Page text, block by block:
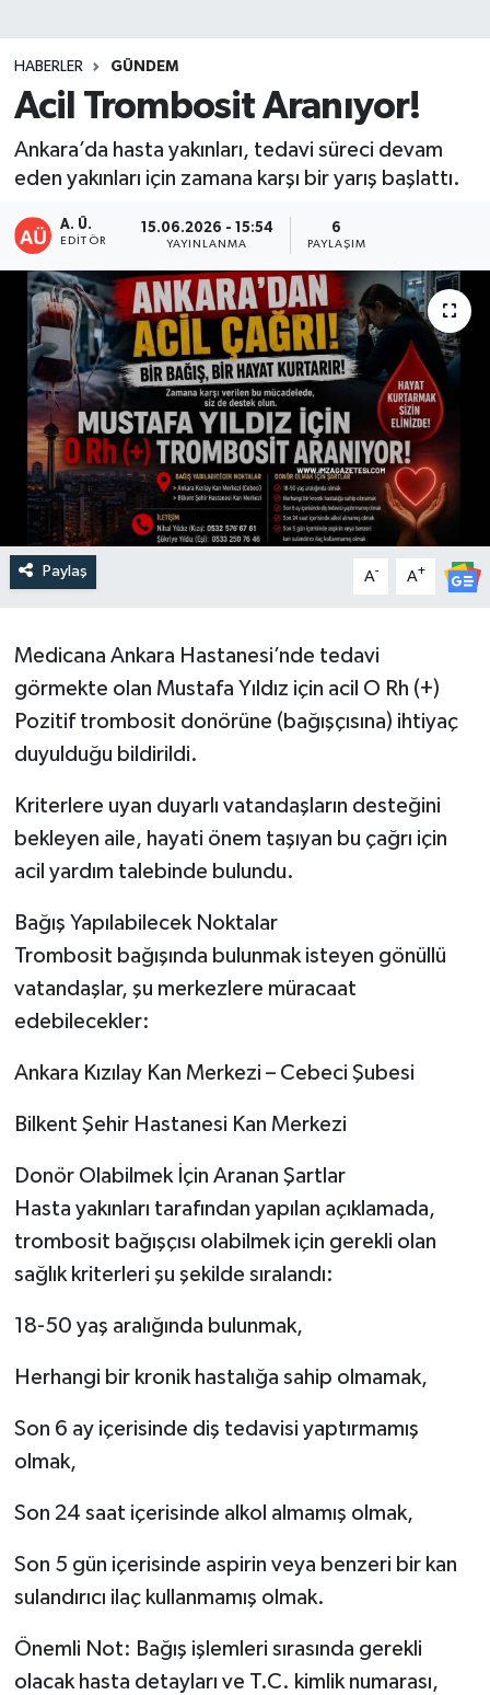
HABERLER GÜNDEM
Acil Trombosit Aranıyor!
Ankara’da hasta yakınları, tedavi süreci devam
eden yakınları için zamana karşı bir yarış başlattı.
A. Ü.
EDITÖR
15.06.2026 - 15:54
YAYINLANMA
6
PAYLAŞIM
Paylaş A- A+
Medicana Ankara Hastanesi’nde tedavi
görmekte olan Mustafa Yıldız için acil O Rh (+)
Pozitif trombosit donörüne (bağışçısına) ihtiyaç
duyulduğu bildirildi.
Kriterlere uyan duyarlı vatandaşların desteğini
bekleyen aile, hayati önem taşıyan bu çağrı için
acil yardım talebinde bulundu.
Bağış Yapılabilecek Noktalar
Trombosit bağışında bulunmak isteyen gönüllü
vatandaşlar, şu merkezlere müracaat
edebilecekler:
Ankara Kızılay Kan Merkezi – Cebeci Şubesi
Bilkent Şehir Hastanesi Kan Merkezi
Donör Olabilmek İçin Aranan Şartlar
Hasta yakınları tarafından yapılan açıklamada,
trombosit bağışçısı olabilmek için gerekli olan
sağlık kriterleri şu şekilde sıralandı:
18-50 yaş aralığında bulunmak,
Herhangi bir kronik hastalığa sahip olmamak,
Son 6 ay içerisinde diş tedavisi yaptırmamış
olmak,
Son 24 saat içerisinde alkol almamış olmak,
Son 5 gün içerisinde aspirin veya benzeri bir kan
sulandırıcı ilaç kullanmamış olmak.
Önemli Not: Bağış işlemleri sırasında gerekli
olacak hasta detayları ve T.C. kimlik numarası,
DÜZCE
EREĞLİ
KASTAMONU